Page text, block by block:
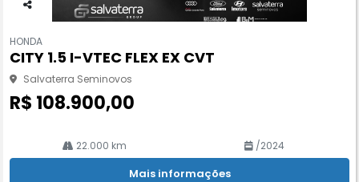
pa
rtil
he
HONDA
CITY 1.5 I-VTEC FLEX EX CVT
Salvaterra Seminovos
R$ 108.900,00
22.000 km /2024
Mais informações